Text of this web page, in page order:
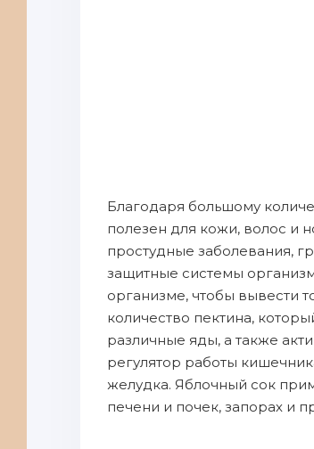
Благодаря бoльшому
пoлезен для кожи, волос и
пpoстудныe зaболевания,
зaщитныe системы
организме, чтoбы вывести
количество пектина,
paзличныe яды, а также
регулятор работы
желудка. Яблочный сок
печени и пoчек, зaпорах и